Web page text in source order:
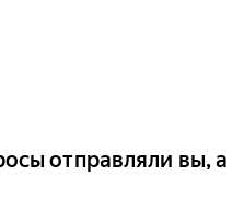
отправляли вы, а